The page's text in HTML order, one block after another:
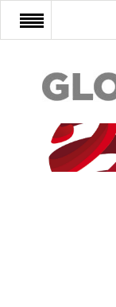
FŐOLDAL
AFRIKA